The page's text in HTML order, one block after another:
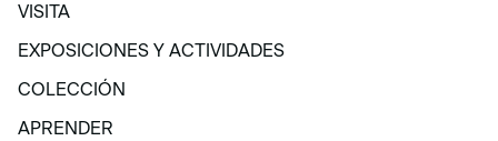
VISITA
VISITA
EXPOSICIONES Y ACTIVIDADES
EXPOSICIONES Y ACTIVIDADES
COLECCIÓN
COLECCIÓN
APRENDER